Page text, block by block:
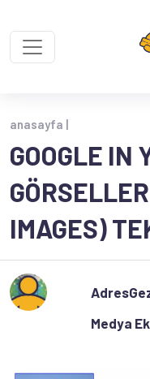
anasayfa |
GOOGLE IN
IMAGES)
Medya